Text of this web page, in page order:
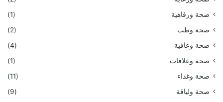
صحة ورفاهية
(1)
صحة وطب
(2)
صحة وعافية
(4)
صحة وعلاقات
(1)
صحة وغذاء
(11)
صحة ولياقة
(9)